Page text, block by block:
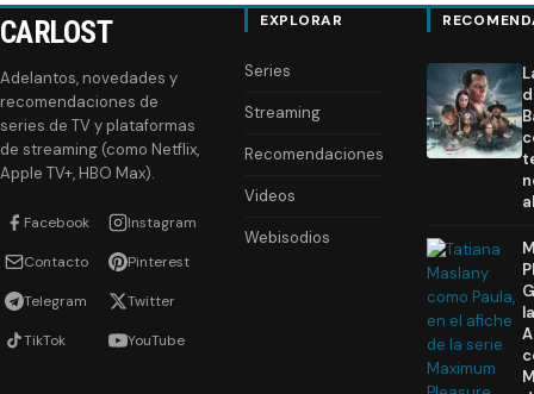
CARLOST
Adelantos, novedades y
recomendaciones de
series de TV y plataformas
de streaming (como Netflix,
Apple TV+, HBO Max).
Facebook Instagram
Contacto Pinterest
Telegram Twitter
TikTok YouTube
EXPLORAR
Series
Streaming
Recomendaciones
Videos
Webisodios